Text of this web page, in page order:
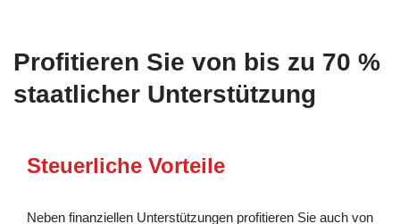
Profitieren Sie von bis zu 70 %
staatlicher Unterstützung
Steuerliche Vorteile
Neben finanziellen Unterstützungen profitieren Sie auch von